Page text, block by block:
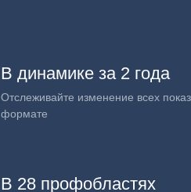
В динамике за 2 года
Отслеживайте изменение всех
формате
В 28 профобластях